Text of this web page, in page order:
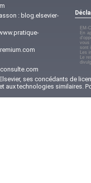
: blog.elsevier-
EM-
En
vous
sont
Les
Le
ses concédants de
aux technologies similaires.